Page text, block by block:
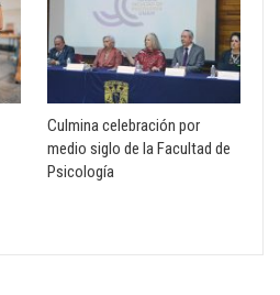
Culmina celebración por
medio siglo de la Facultad de
Psicología